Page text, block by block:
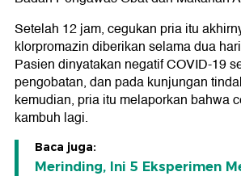
Setelah 12 jam, cegukan pria itu
klorpromazin diberikan selama dua
Pasien dinyatakan negatif COVID-19
pengobatan, dan pada kunjungan
kemudian, pria itu melaporkan bahwa
kambuh lagi.
Baca juga:
Merinding, Ini 5 Eksperimen